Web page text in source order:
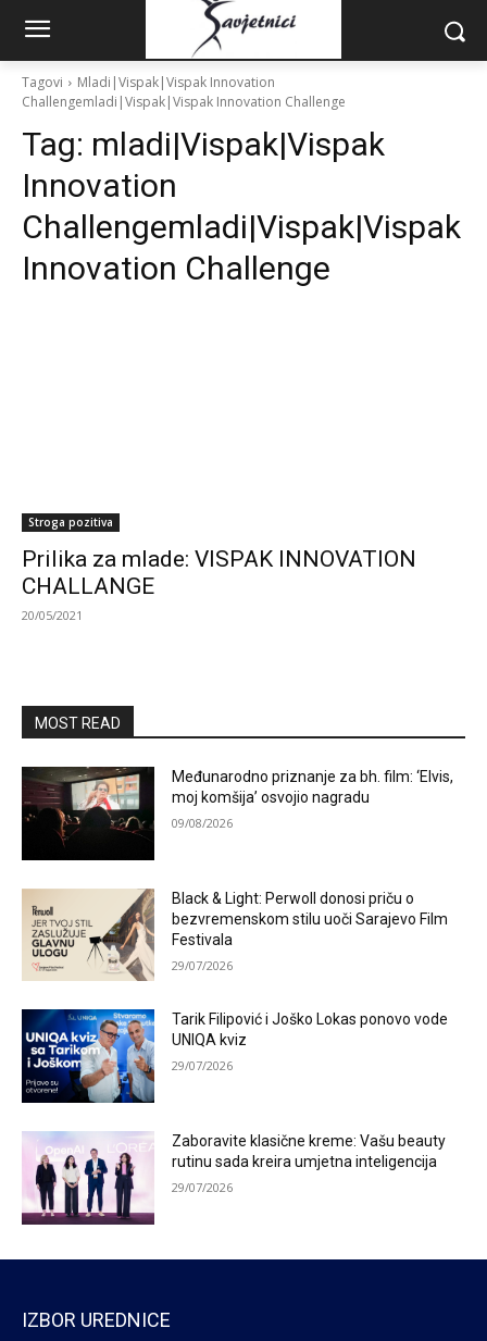
Tagovi
Mladi|Vispak|Vispak Innovation
Challengemladi|Vispak|Vispak Innovation Challenge
Tag: mladi|Vispak|Vispak
Innovation
Challengemladi|Vispak|Vispak
Innovation Challenge
Stroga pozitiva
Prilika za mlade: VISPAK INNOVATION
CHALLANGE
20/05/2021
MOST READ
Međunarodno priznanje za bh. film: ‘Elvis,
moj komšija’ osvojio nagradu
09/08/2026
Black & Light: Perwoll donosi priču o
bezvremenskom stilu uoči Sarajevo Film
Festivala
29/07/2026
Tarik Filipović i Joško Lokas ponovo vode
UNIQA kviz
29/07/2026
Zaboravite klasične kreme: Vašu beauty
rutinu sada kreira umjetna inteligencija
29/07/2026
IZBOR UREDNICE